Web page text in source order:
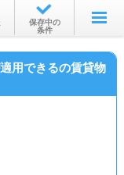
保存中の
条件
用できるの賃貸物